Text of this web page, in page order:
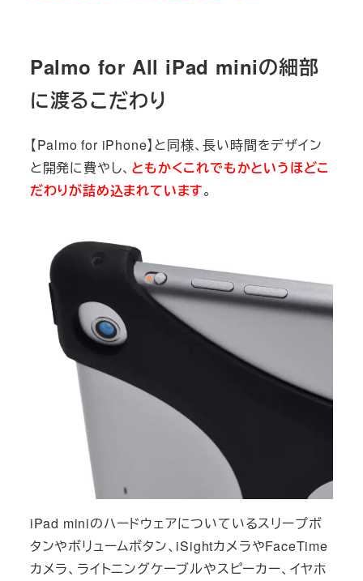
Palmo for All iPad miniの細部
に渡るこだわり
【Palmo for iPhone】と同様、長い時間をデザイン
と開発に費やし、 ともかくこれでもかというほどこ
だわりが詰め込まれています。
iPad miniのハードウェアについているスリープボ
タンやボリュームボタン、iSightカメラやFaceTime
カメラ、ライトニングケーブルやスピーカー、イヤホ